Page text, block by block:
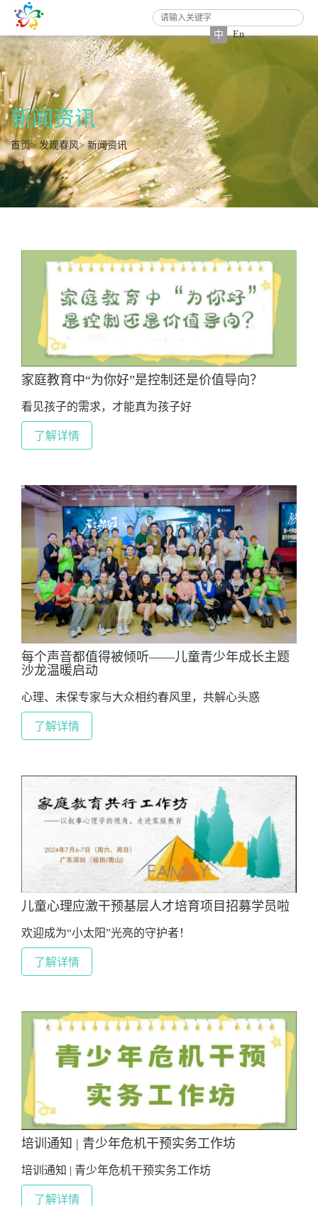
中 En
新闻资讯
首页> 发现春风>新闻资讯
家庭教育中“为你好”是控制还是价值导向？
看见孩子的需求，才能真为孩子好
了解详情
每个声音都值得被倾听——儿童青少年成长主题
沙龙温暖启动
心理、未保专家与大众相约春风里，共解心头惑
了解详情
儿童心理应激干预基层人才培育项目招募学员啦
欢迎成为“小太阳”光亮的守护者！
了解详情
培训通知 | 青少年危机干预实务工作坊
培训通知 | 青少年危机干预实务工作坊
了解详情